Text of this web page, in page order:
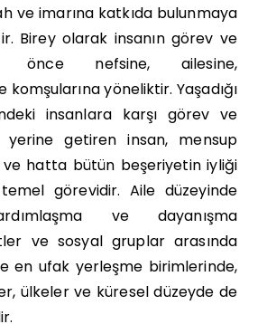
ve imarına katkıda bulunmaya
Birey olarak insanın görev ve
önce nefsine, ailesine,
komşularına yöneliktir. Yaşadığı
insanlara karşı görev ve
yerine getiren insan, mensup
ve hatta bütün beşeriyetin iyliği
temel görevidir. Aile düzeyinde
ve dayanışma
ve sosyal gruplar arasında
en ufak yerleşme birimlerinde,
ülkeler ve küresel düzeyde de